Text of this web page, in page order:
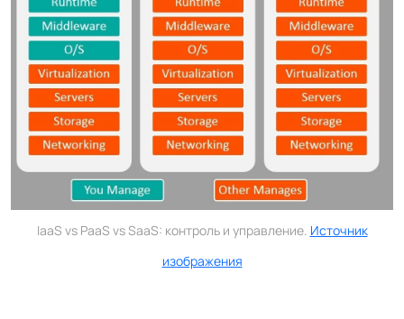
IaaS vs PaaS vs SaaS: контроль и управление. Источник
изображения